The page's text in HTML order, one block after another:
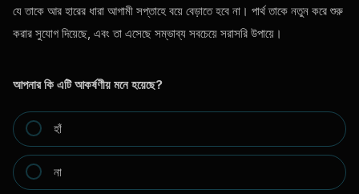
যে তাকে আর হারের ধারা আগামী সপ্তাহে বয়ে বেড়াতে হবে না। পার্থ তাকে নতুন করে শুরু
করার সুযোগ দিয়েছে, এবং তা এসেছে সম্ভাব্য সবচেয়ে সরাসরি উপায়ে।
আপনার কি এটি আকর্ষণীয় মনে হয়েছে?
হাঁ
না